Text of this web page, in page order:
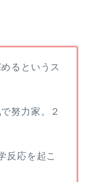
るというス
努力家。２
反応を起こ